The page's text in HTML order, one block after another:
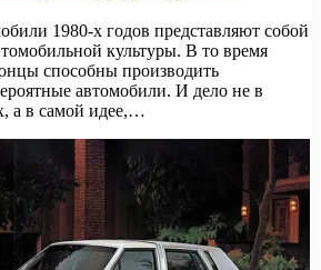
1980-х годов представляют собой
культуры. В то время
способны производить
автомобили. И дело не в
а в самой идее,…